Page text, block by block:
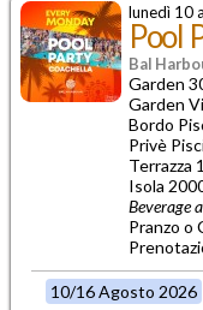
lunedì 10
Pool
Bal
Garden
Garden
Bordo
Privè
Terrazza
Isola
Beverage
Pranzo o
10/16 Agosto 2026